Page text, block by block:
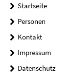
Startseite
Personen
Kontakt
Impressum
Datenschutz